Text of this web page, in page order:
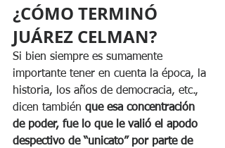
¿CÓMO TERMINÓ
JUÁREZ CELMAN?
Si bien siempre es sumamente
importante tener en cuenta la época, la
historia, los años de democracia, etc.,
dicen también que esa concentración
de poder, fue lo que le valió el apodo
despectivo de “unicato” por parte de